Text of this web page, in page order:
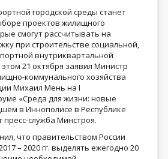
городской среды станет
проектов жилищного
смогут рассчитывать на
при строительстве социальной,
внутриквартальной
21 октября заявил Министр
коммунального хозяйства
Михаил Мень на I
«Среда для жизни: новые
в Иннополисе в Республике
пресс-служба Минстроя.
что правительством России
– 2020 гг. выделять ежегодно 20